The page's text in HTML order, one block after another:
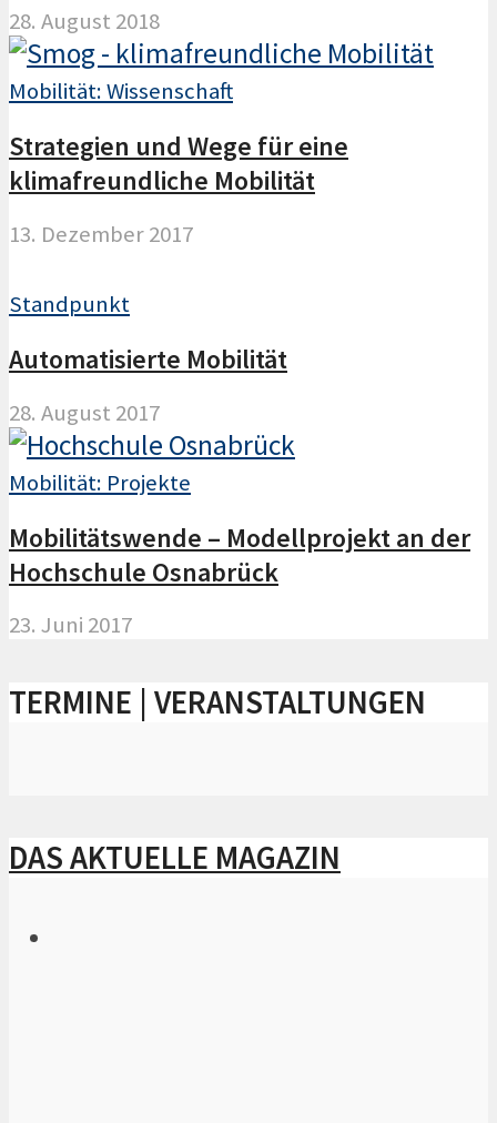
28. August 2018
Mobilität: Wissenschaft
Strategien und Wege für eine
klimafreundliche Mobilität
13. Dezember 2017
Standpunkt
Automatisierte Mobilität
28. August 2017
Mobilität: Projekte
Mobilitätswende – Modellprojekt an der
Hochschule Osnabrück
23. Juni 2017
TERMINE | VERANSTALTUNGEN
DAS AKTUELLE MAGAZIN